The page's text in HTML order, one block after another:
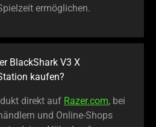
ermöglichen.
BlackShark V3 X
kaufen?
direkt auf Razer.com, bei
und Online-Shops